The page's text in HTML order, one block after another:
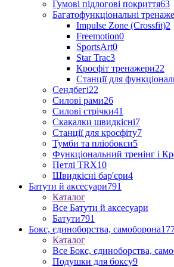
Гумові підлогові покриття63
Багатофункціональні
Impulse Zone (Crossfit)2
Freemotion0
SportsArt0
Star Trac3
Кросфіт тренажери22
Станції для
Сендбегі22
Силові рами26
Силові стрічки41
Скакалки швидкісні7
Станції для кросфіту7
Тумби та пліобокси5
Функціональний тренінг і
Петлі TRX10
Швидкісні бар'єри4
Батути й аксесуари791
Каталог
Все Батути й аксесуари
Батути791
Бокс, єдиноборства, самоборона
Каталог
Все Бокс, єдиноборства,
Подушки для боксу9